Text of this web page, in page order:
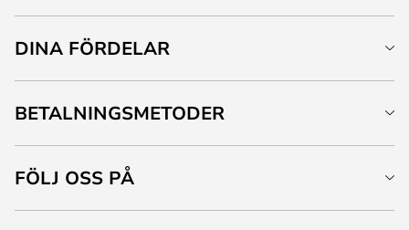
DINA FÖRDELAR
BETALNINGSMETODER
FÖLJ OSS PÅ